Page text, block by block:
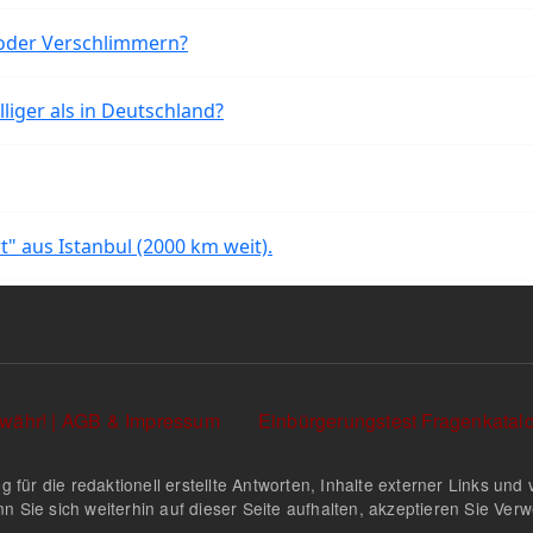
Verschlimmern?
als in Deutschland?
aus Istanbul (2000 km weit).
| AGB & Impressum Einbürgerungstest
für die redaktionell erstellte Antworten, Inhalte externer Links
Sie sich weiterhin auf dieser Seite aufhalten, akzeptieren Sie